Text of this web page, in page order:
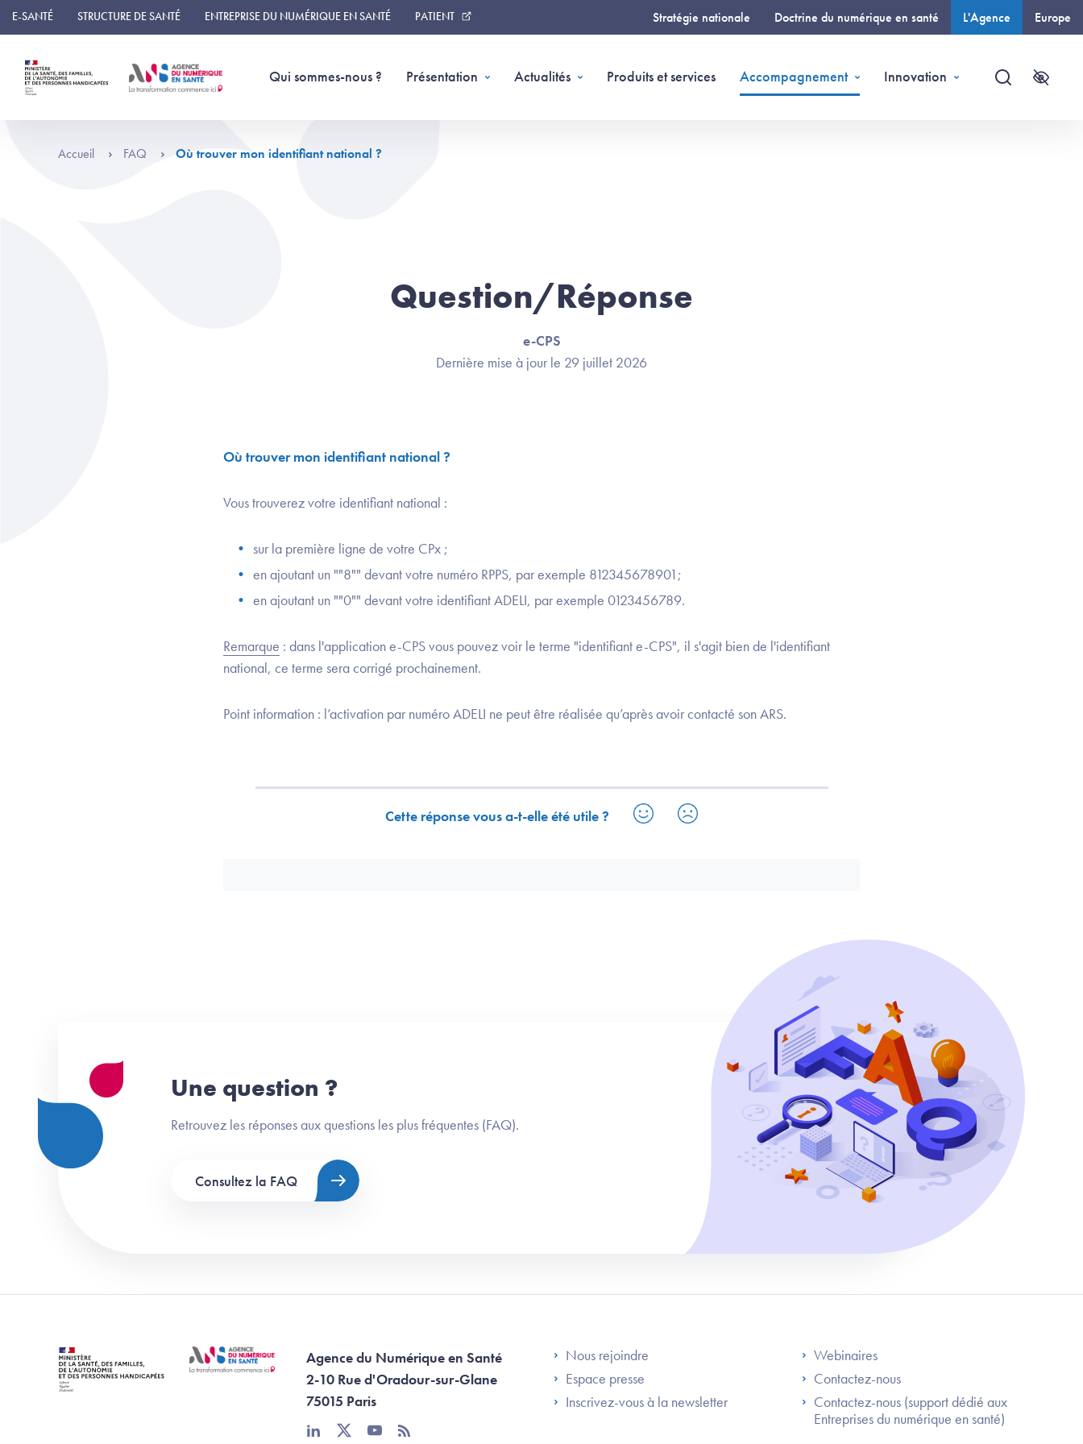
Panneau de gestion des cookies
E-SANTÉ STRUCTURE DE SANTÉ ENTREPRISE DU NUMÉRIQUE EN SANTÉ PATIENT Stratégie nationale Doctrine du numérique en santé L'Agence Europe
Qui sommes-nous ? Présentation Actualités Produits et services Accompagnement Innovation
Recherche
Accueil FAQ Où trouver mon identifiant national ?
Question/Réponse
e-CPS
Dernière mise à jour le 29 juillet 2026
Où trouver mon identifiant national ?
Vous trouverez votre identifiant national :
sur la première ligne de votre CPx ;
en ajoutant un ""8"" devant votre numéro RPPS, par exemple 812345678901;
en ajoutant un ""0"" devant votre identifiant ADELI, par exemple 0123456789.
Remarque : dans l'application e-CPS vous pouvez voir le terme "identifiant e-CPS", il s'agit bien de l'identifiant
national, ce terme sera corrigé prochainement.
Point information : l’activation par numéro ADELI ne peut être réalisée qu’après avoir contacté son ARS.
Cette réponse vous a-t-elle été utile ?
Une question ?
Retrouvez les réponses aux questions les plus fréquentes (FAQ).
Consultez la FAQ
Agence du Numérique en Santé
2-10 Rue d'Oradour-sur-Glane
75015 Paris
linkedintwitteryoutube
rss
Footer Left ANS
Nous rejoindre
Espace presse
Inscrivez-vous à la newsletter
Footer Right ANS
Webinaires
Contactez-nous
Contactez-nous (support dédié aux
Entreprises du numérique en santé)